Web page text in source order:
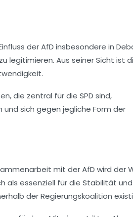
der AfD insbesondere in
legitimieren. Aus seiner Sicht ist
die zentral für die SPD sind,
und sich gegen jegliche Form der
mit der AfD wird der
als essenziell für die Stabilität und
der Regierungskoalition